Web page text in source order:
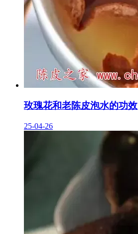
玫瑰花和老陈皮泡水的功效
25-04-26